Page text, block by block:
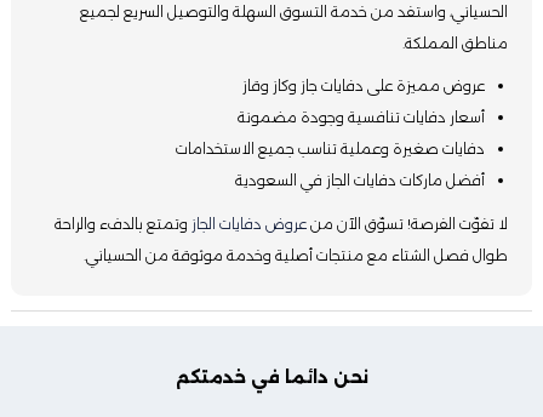
الحسياني، واستفد من خدمة التسوق السهلة والتوصيل السريع لجميع
مناطق المملكة.
عروض مميزة على دفايات جاز وكاز وقاز
أسعار دفايات تنافسية وجودة مضمونة
دفايات صغيرة وعملية تناسب جميع الاستخدامات
أفضل ماركات دفايات الجاز في السعودية
لا تفوّت الفرصة! تسوّق الآن من عروض دفايات الجاز وتمتع بالدفء والراحة
طوال فصل الشتاء مع منتجات أصلية وخدمة موثوقة من الحسياني.
نحن دائما في خدمتكم